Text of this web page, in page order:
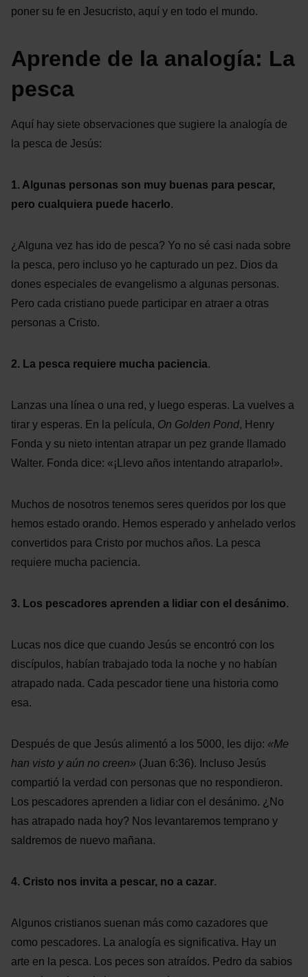
poner su fe en Jesucristo, aquí y en todo el mundo.
Aprende de la analogía: La
pesca
Aquí hay siete observaciones que sugiere la analogía de
la pesca de Jesús:
1. Algunas personas son muy buenas para pescar,
pero cualquiera puede hacerlo.
¿Alguna vez has ido de pesca? Yo no sé casi nada sobre
la pesca, pero incluso yo he capturado un pez. Dios da
dones especiales de evangelismo a algunas personas.
Pero cada cristiano puede participar en atraer a otras
personas a Cristo.
2. La pesca requiere mucha paciencia.
Lanzas una línea o una red, y luego esperas. La vuelves a
tirar y esperas. En la película, On Golden Pond, Henry
Fonda y su nieto intentan atrapar un pez grande llamado
Walter. Fonda dice: «¡Llevo años intentando atraparlo!».
Muchos de nosotros tenemos seres queridos por los que
hemos estado orando. Hemos esperado y anhelado verlos
convertidos para Cristo por muchos años. La pesca
requiere mucha paciencia.
3. Los pescadores aprenden a lidiar con el desánimo.
Lucas nos dice que cuando Jesús se encontró con los
discípulos, habían trabajado toda la noche y no habían
atrapado nada. Cada pescador tiene una historia como
esa.
Después de que Jesús alimentó a los 5000, les dijo: «Me
han visto y aún no creen» (Juan 6:36). Incluso Jesús
compartió la verdad con personas que no respondieron.
Los pescadores aprenden a lidiar con el desánimo. ¿No
has atrapado nada hoy? Nos levantaremos temprano y
saldremos de nuevo mañana.
4. Cristo nos invita a pescar, no a cazar.
Algunos cristianos suenan más como cazadores que
como pescadores. La analogía es significativa. Hay un
arte en la pesca. Los peces son atraídos. Pedro da sabios